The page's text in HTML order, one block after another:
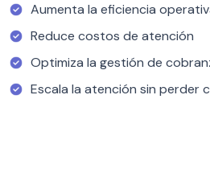
Aumenta la eficiencia
Reduce costos de atención
Optimiza la gestión de
Escala la atención sin perder